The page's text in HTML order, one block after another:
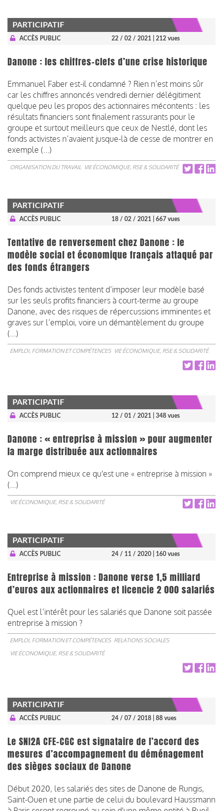
PARTICIPATIF
ACCÈS PUBLIC 22 / 02 / 2021 | 212 vues
Danone : les chiffres-clefs d’une crise historique
Emmanuel Faber est-il condamné ? Rien n’est moins sûr
car les chiffres annoncés vendredi dernier délégitiment
quelque peu les propos des actionnaires mécontents : les
résultats financiers sont finalement rassurants pour le
groupe et surtout meilleurs que ceux de Nestlé, dont les
fonds activistes n’avaient jusque-là de cesse de montrer en
exemple (...)
ORGANISATION DU TRAVAIL VIE ÉCONOMIQUE, RSE & SOLIDARITÉ
PARTICIPATIF
ACCÈS PUBLIC 18 / 02 / 2021 | 667 vues
Tentative de renversement chez Danone : le
modèle social et économique français attaqué par
des fonds étrangers
Des fonds activistes tentent d’imposer leur modèle basé
sur les seuls profits financiers à court-terme au groupe
Danone, avec des risques de répercussions imminentes et
graves sur l’emploi, voire un démantèlement du groupe
(...)
EMPLOI, FORMATION ET COMPÉTENCES VIE ÉCONOMIQUE, RSE & SOLIDARITÉ
PARTICIPATIF
ACCÈS PUBLIC 12 / 01 / 2021 | 348 vues
Danone : « entreprise à mission » pour augmenter
la marge distribuée aux actionnaires
On comprend mieux ce qu'est une « entreprise à mission »
(...)
VIE ÉCONOMIQUE, RSE & SOLIDARITÉ
PARTICIPATIF
ACCÈS PUBLIC 24 / 11 / 2020 | 160 vues
Entreprise à mission : Danone verse 1,5 milliard
d’euros aux actionnaires et licencie 2 000 salariés
Quel est l’intérêt pour les salariés que Danone soit passée
entreprise à mission ?
EMPLOI, FORMATION ET COMPÉTENCES RELATIONS SOCIALES
VIE ÉCONOMIQUE, RSE & SOLIDARITÉ
PARTICIPATIF
ACCÈS PUBLIC 24 / 07 / 2018 | 88 vues
Le SNI2A CFE-CGC est signataire de l’accord des
mesures d’accompagnement du déménagement
des sièges sociaux de Danone
Début 2020, les salariés des sites de Danone de Rungis,
Saint-Ouen et une partie de celui du boulevard Haussmann